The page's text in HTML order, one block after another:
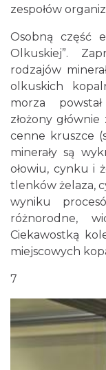
zespołów
Osobną część
Olkuskiej”.
rodzajów
olkuskich
morza
złożony
cenne kruszce
minerały są
ołowiu, cynku i
tlenków żelaza,
wyniku
różnorodne,
Ciekawostką
miejscowych
7